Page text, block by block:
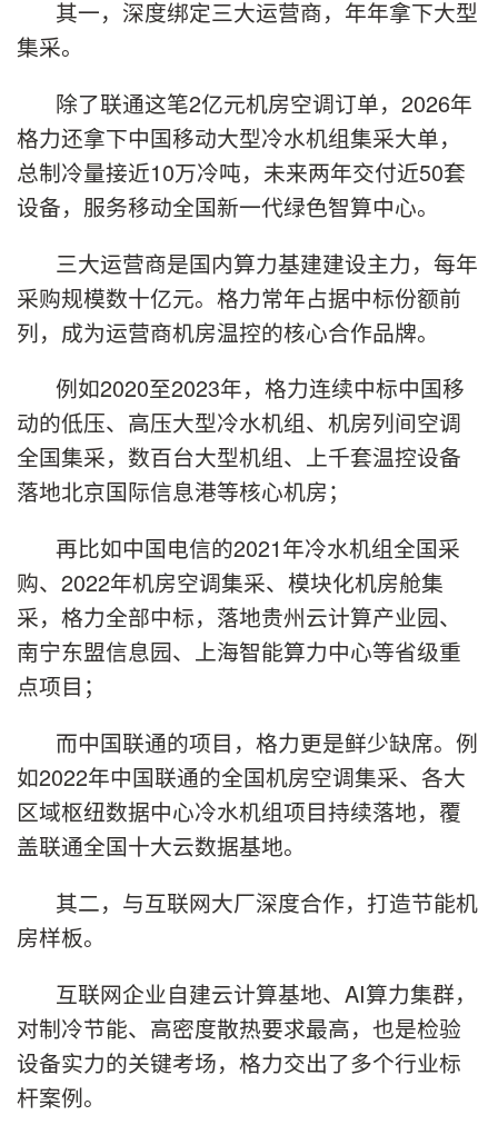
其一，深度绑定三大运营商，年年拿下大型
集采。
除了联通这笔2亿元机房空调订单，2026年
格力还拿下中国移动大型冷水机组集采大单，
总制冷量接近10万冷吨，未来两年交付近50套
设备，服务移动全国新一代绿色智算中心。
三大运营商是国内算力基建建设主力，每年
采购规模数十亿元。格力常年占据中标份额前
列，成为运营商机房温控的核心合作品牌。
例如2020至2023年，格力连续中标中国移
动的低压、高压大型冷水机组、机房列间空调
全国集采，数百台大型机组、上千套温控设备
落地北京国际信息港等核心机房；
再比如中国电信的2021年冷水机组全国采
购、2022年机房空调集采、模块化机房舱集
采，格力全部中标，落地贵州云计算产业园、
南宁东盟信息园、上海智能算力中心等省级重
点项目；
而中国联通的项目，格力更是鲜少缺席。例
如2022年中国联通的全国机房空调集采、各大
区域枢纽数据中心冷水机组项目持续落地，覆
盖联通全国十大云数据基地。
其二，与互联网大厂深度合作，打造节能机
房样板。
互联网企业自建云计算基地、AI算力集群，
对制冷节能、高密度散热要求最高，也是检验
设备实力的关键考场，格力交出了多个行业标
杆案例。